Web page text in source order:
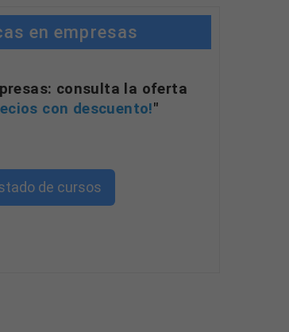
en empresas
consulta la oferta
con descuento!"
de cursos